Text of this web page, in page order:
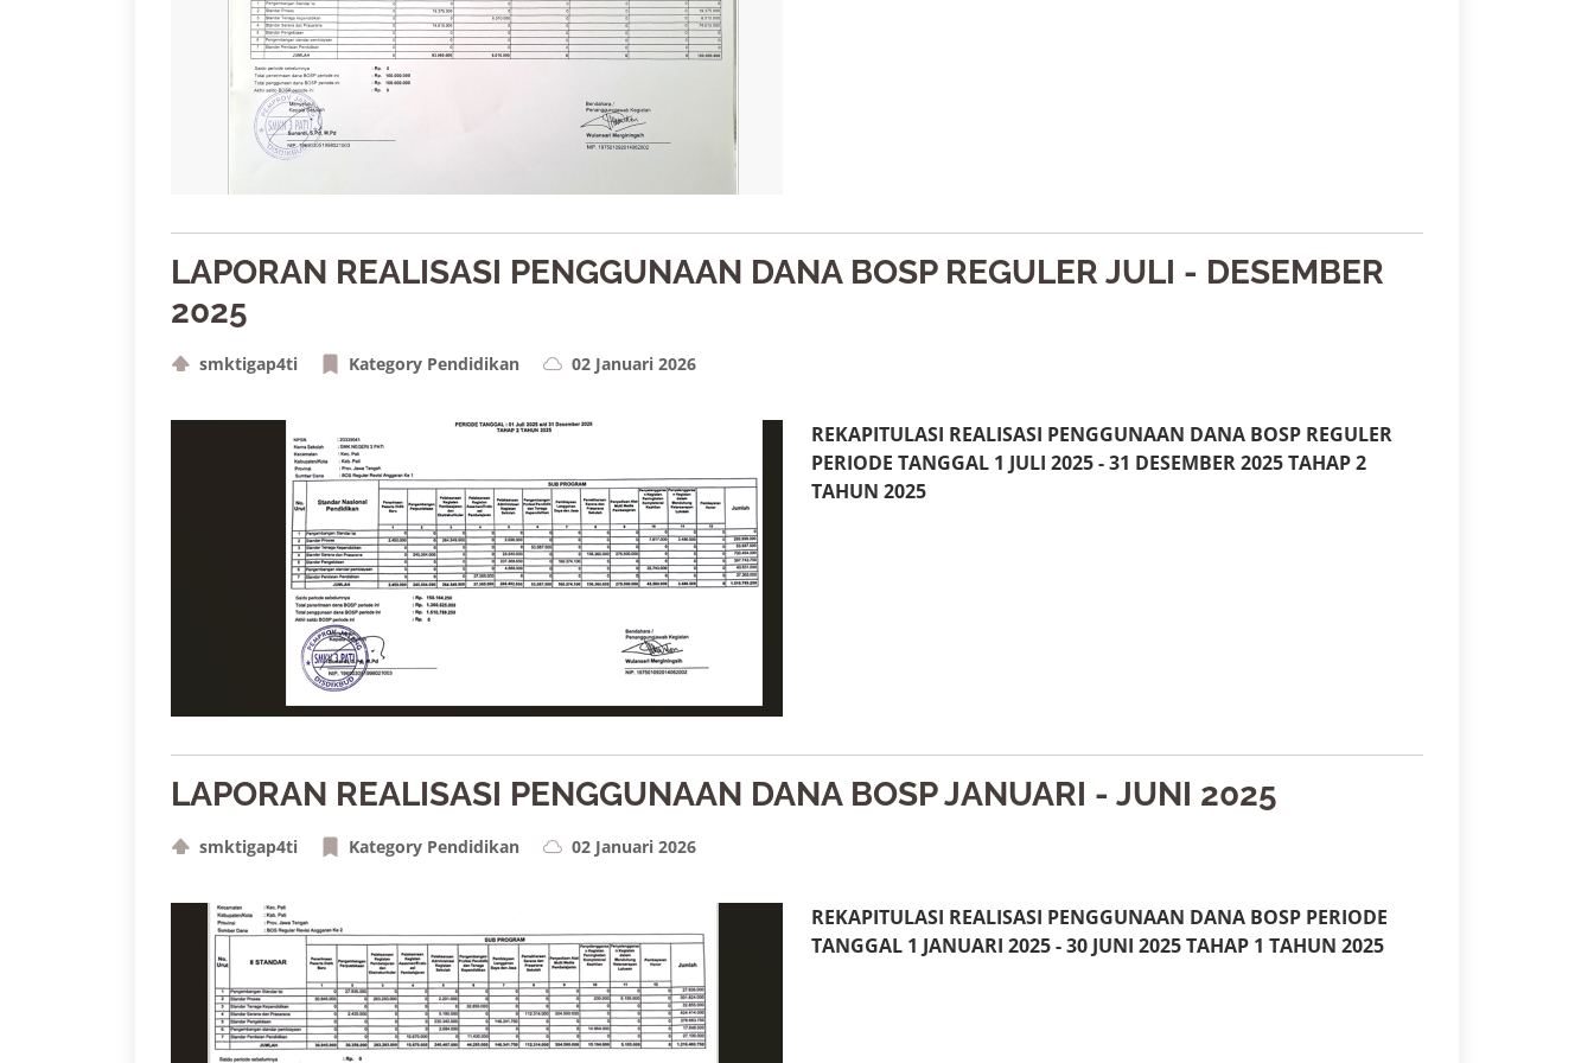
LAPORAN REALISASI PENGGUNAAN DANA BOSP REGULER JULI - DESEMBER
2025
smktigap4ti Kategory Pendidikan 02 Januari 2026
REKAPITULASI REALISASI PENGGUNAAN DANA BOSP REGULER
PERIODE TANGGAL 1 JULI 2025 - 31 DESEMBER 2025 TAHAP 2
TAHUN 2025
LAPORAN REALISASI PENGGUNAAN DANA BOSP JANUARI - JUNI 2025
smktigap4ti Kategory Pendidikan 02 Januari 2026
REKAPITULASI REALISASI PENGGUNAAN DANA BOSP PERIODE
TANGGAL 1 JANUARI 2025 - 30 JUNI 2025 TAHAP 1 TAHUN 2025